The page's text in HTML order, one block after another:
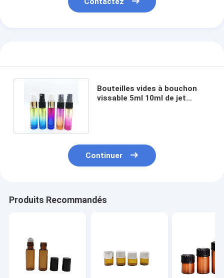
Bouteilles vides à bouchon
vissable 5ml 10ml de jet
Continuer
Produits Recommandés